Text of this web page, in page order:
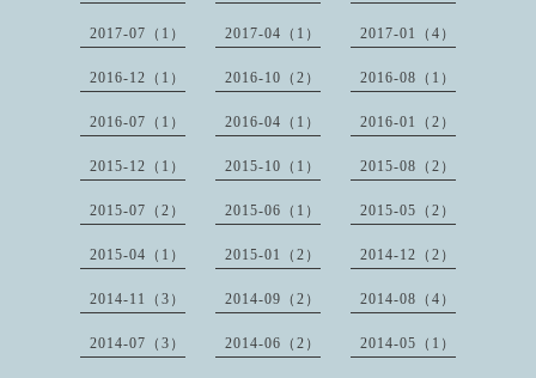
2017-07（1） 2017-04（1） 2017-01（4）
2016-12（1） 2016-10（2） 2016-08（1）
2016-07（1） 2016-04（1） 2016-01（2）
2015-12（1） 2015-10（1） 2015-08（2）
2015-07（2） 2015-06（1） 2015-05（2）
2015-04（1） 2015-01（2） 2014-12（2）
2014-11（3） 2014-09（2） 2014-08（4）
2014-07（3） 2014-06（2） 2014-05（1）